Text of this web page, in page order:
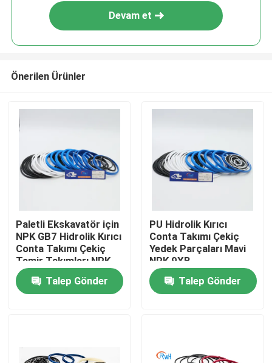
Ev
videolar
Devam et
Önerilen Ürünler
Paletli Ekskavatör için
NPK GB7 Hidrolik Kırıcı
Conta Takımı Çekiç
Tamir Takımları NPK
7XB
Talep Gönder
PU Hidrolik Kırıcı
Conta Takımı Çekiç
Yedek Parçaları Mavi
NPK 9XB
Talep Gönder